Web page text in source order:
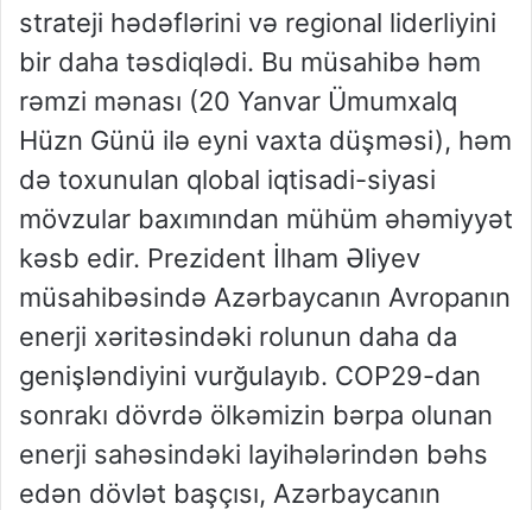
strateji hədəflərini və regional liderliyini
bir daha təsdiqlədi. Bu müsahibə həm
rəmzi mənası (20 Yanvar Ümumxalq
Hüzn Günü ilə eyni vaxta düşməsi), həm
də toxunulan qlobal iqtisadi-siyasi
mövzular baxımından mühüm əhəmiyyət
kəsb edir. Prezident İlham Əliyev
müsahibəsində Azərbaycanın Avropanın
enerji xəritəsindəki rolunun daha da
genişləndiyini vurğulayıb. COP29-dan
sonrakı dövrdə ölkəmizin bərpa olunan
enerji sahəsindəki layihələrindən bəhs
edən dövlət başçısı, Azərbaycanın